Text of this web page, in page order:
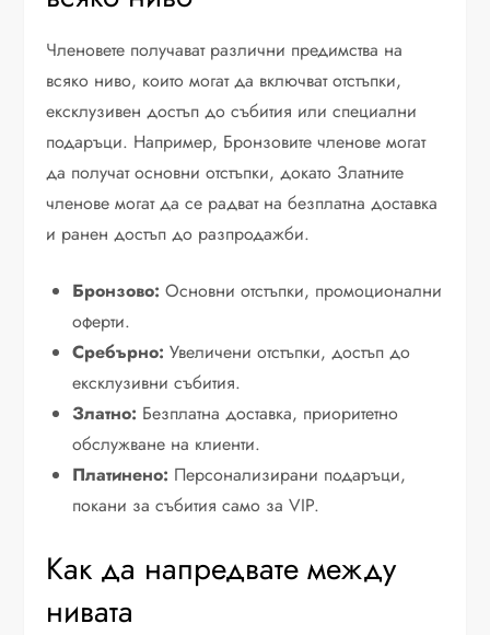
Членовете получават различни предимства на
всяко ниво, които могат да включват отстъпки,
ексклузивен достъп до събития или специални
подаръци. Например, Бронзовите членове могат
да получат основни отстъпки, докато Златните
членове могат да се радват на безплатна доставка
и ранен достъп до разпродажби.
Бронзово: Основни отстъпки, промоционални
оферти.
Сребърно: Увеличени отстъпки, достъп до
ексклузивни събития.
Златно: Безплатна доставка, приоритетно
обслужване на клиенти.
Платинено: Персонализирани подаръци,
покани за събития само за VIP.
Как да напредвате между
нивата